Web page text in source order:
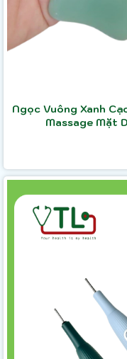
Ngọc Vuông Xanh
Massage Mặt